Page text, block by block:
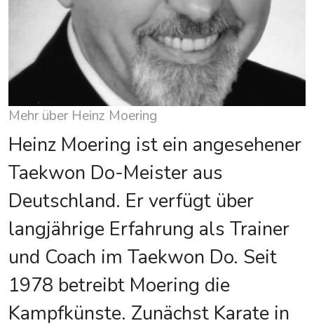
Mehr über Heinz Moering
Heinz Moering ist ein angesehener
Taekwon Do-Meister aus
Deutschland. Er verfügt über
langjährige Erfahrung als Trainer
und Coach im Taekwon Do. Seit
1978 betreibt Moering die
Kampfkünste. Zunächst Karate in